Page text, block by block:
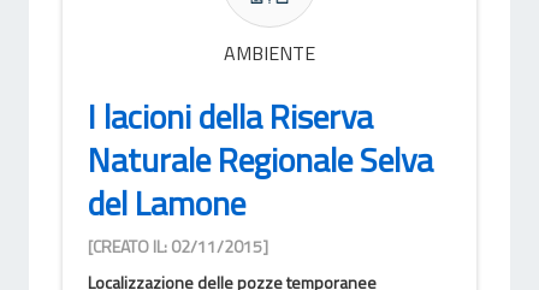
AMBIENTE
I lacioni della Riserva
Naturale Regionale Selva
del Lamone
[CREATO IL: 02/11/2015]
Localizzazione delle pozze temporanee